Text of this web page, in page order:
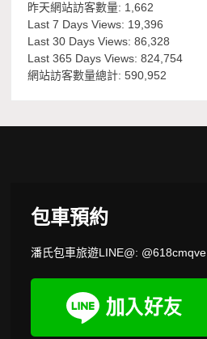
昨天網站訪客數量: 1,662
Last 7 Days Views: 19,396
Last 30 Days Views:86,328
Last 365 Days Views:824,754
網站訪客數量總計:590,952
包車預約
潘氏包車旅遊LINE@: @618cmqve